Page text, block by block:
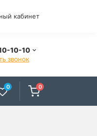
кабинет
10-10
звонок
0 0